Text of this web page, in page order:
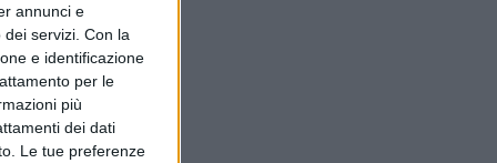
annunci e
servizi. Con la
e identificazione
per le
più
dei dati
Le tue preferenze